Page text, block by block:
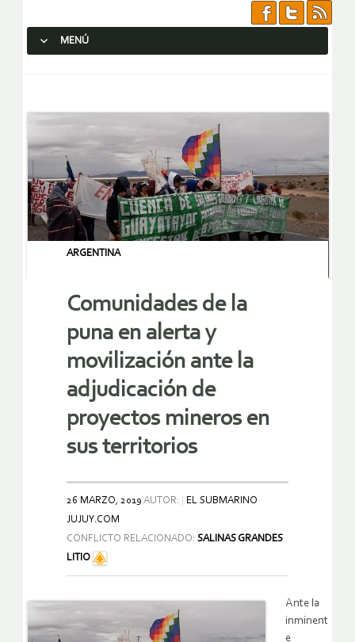
MENÚ
ARGENTINA
Comunidades de la
puna en alerta y
movilización ante la
adjudicación de
proyectos mineros en
sus territorios
26 MARZO, 2019 AUTOR:
EL SUBMARINO
JUJUY.COM
CONFLICTO RELACIONADO: SALINAS GRANDES
LITIO
Ante la
inminent
e